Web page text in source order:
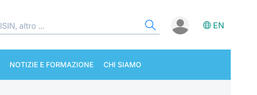
EN
NOTIZIE E FORMAZIONE CHI SIAMO